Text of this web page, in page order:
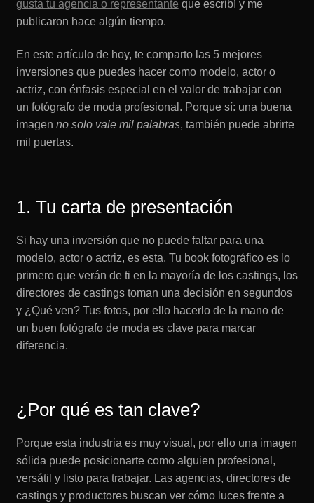
gusta tu agencia o representante que escribí y me
publicaron hace algún tiempo.
En este artículo de hoy, te comparto las 5 mejores
inversiones que puedes hacer como modelo, actor o
actriz, con énfasis especial en el valor de trabajar con
un fotógrafo de moda profesional. Porque sí: una buena
imagen no solo vale mil palabras, también puede abrirte
mil puertas.
1. Tu carta de presentación
Si hay una inversión que no puede faltar para una
modelo, actor o actriz, es esta. Tu book fotográfico es lo
primero que verán de ti en la mayoría de los castings, los
directores de castings toman una decisión en segundos
y ¿Qué ven? Tus fotos, por ello hacerlo de la mano de
un buen fotógrafo de moda es clave para marcar
diferencia.
¿Por qué es tan clave?
Porque esta industria es muy visual, por ello una imagen
sólida puede posicionarte como alguien profesional,
versátil y listo para trabajar. Las agencias, directores de
castings y productores buscan ver cómo luces frente a